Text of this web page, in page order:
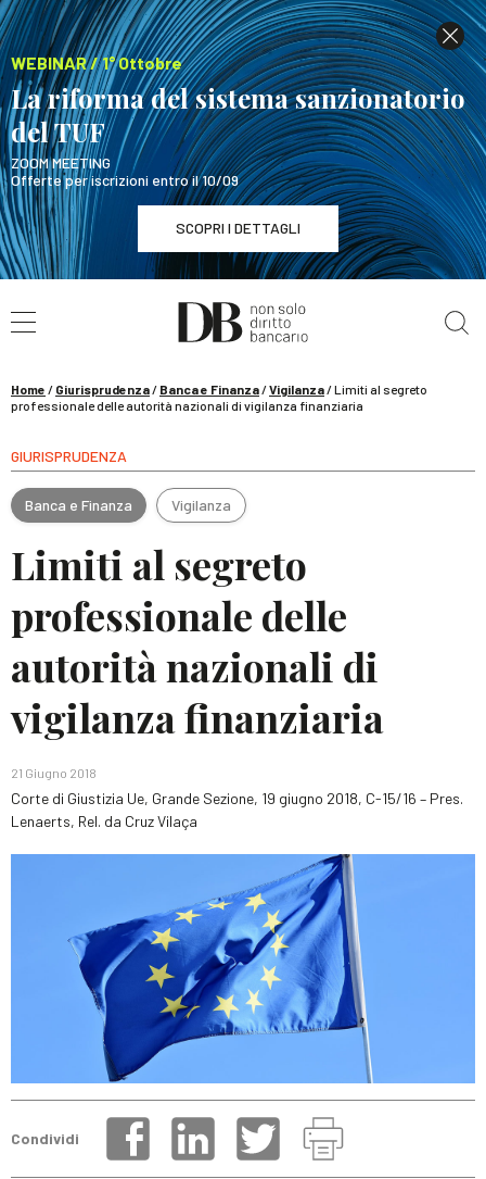
WEBINAR / 1° Ottobre
La riforma del sistema sanzionatorio
del TUF
ZOOM MEETING
Offerte per iscrizioni entro il 10/09
SCOPRI I DETTAGLI
WEBINAR / 1° Ottobre
La riforma del sistema sanzionatorio del TUF
Home / Giurisprudenza/ Banca e Finanza/Vigilanza/Limiti al segreto
professionale delle autorità nazionali di vigilanza finanziaria
GIURISPRUDENZA
Banca e Finanza Vigilanza
Limiti al segreto
professionale delle
autorità nazionali di
vigilanza finanziaria
21 Giugno 2018
Corte di Giustizia Ue, Grande Sezione, 19 giugno 2018, C-15/16 – Pres.
Lenaerts, Rel. da Cruz Vilaça
Condividi